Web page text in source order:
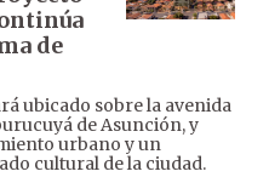
de
ubicado sobre la avenida
de Asunción, y
urbano y un
cultural de la ciudad.